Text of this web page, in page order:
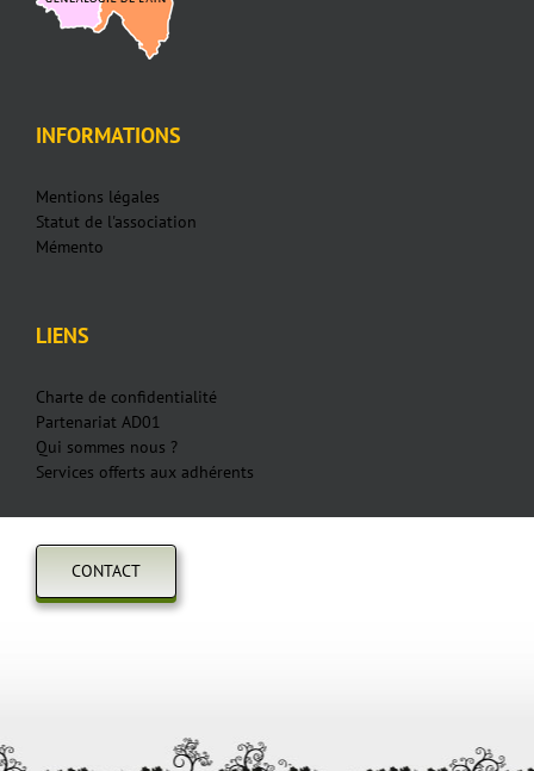
INFORMATIONS
Mentions légales
Statut de l'association
Mémento
LIENS
Charte de confidentialité
Partenariat AD01
Qui sommes nous ?
Services offerts aux adhérents
CONTACT